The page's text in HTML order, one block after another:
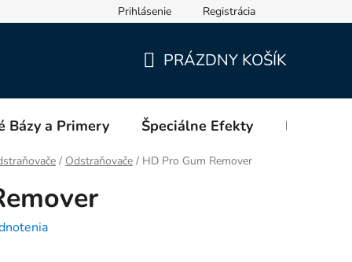
Prihlásenie Registrácia
KOŠÍK
PRÁZDNY KOŠÍK
Bázy a Primery Špeciálne Efekty Blog
/ Odstraňovače / HD Pro Gum Remover